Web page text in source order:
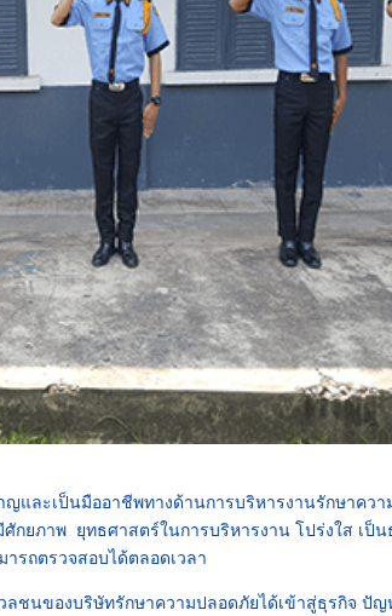
ญและเป็นมืออาชีพทางด้านการบริหารงานรักษาคว
ยภาพ ยุทธศาสตร์ในการบริหารงาน โปร่งใส เป็น
รถตรวจสอบได้ตลอดเวลา
ชนของบริษัทรักษาความปลอดภัยได้เข้าสู่ธุรกิจ ปัญ